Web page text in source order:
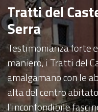
Tratti del
Serra
Testimonianza forte
maniero, i Tratti del
amalgamano con le
alta del centro
l'inconfondibile